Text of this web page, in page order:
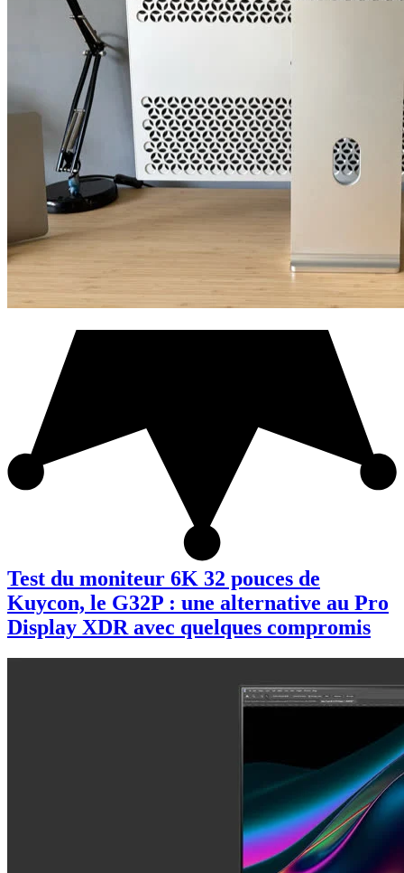
Test du moniteur 6K 32 pouces de
Kuycon, le G32P : une alternative au Pro
Display XDR avec quelques compromis